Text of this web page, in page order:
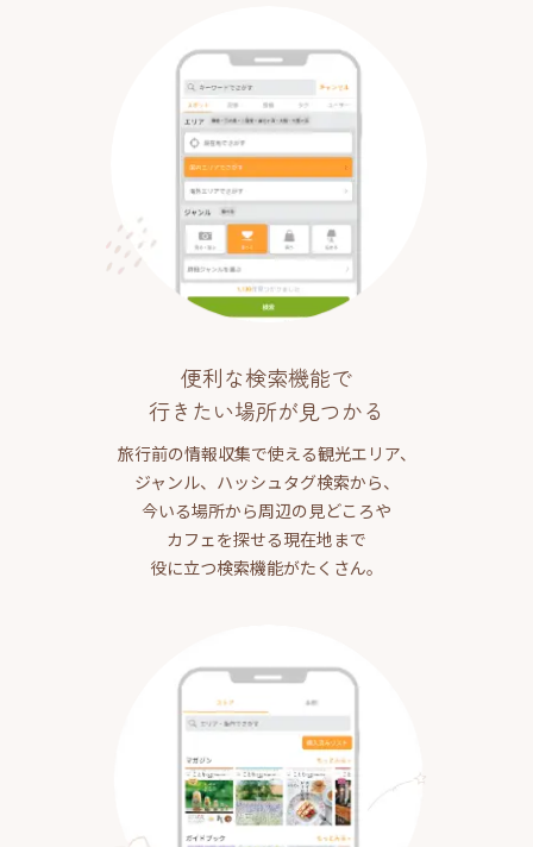
便利な検索機能で
行きたい場所が見つかる
旅行前の情報収集で使える観光エリア、
ジャンル、ハッシュタグ検索から、
今いる場所から周辺の見どころや
カフェを探せる現在地まで
役に立つ検索機能がたくさん。